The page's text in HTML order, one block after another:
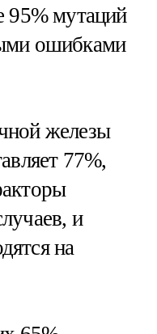
95% мутаций
ошибками
железы
77%,
и
на